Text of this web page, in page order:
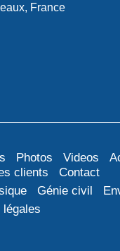
France
Photos Videos
clients Contact
Génie civil
légales